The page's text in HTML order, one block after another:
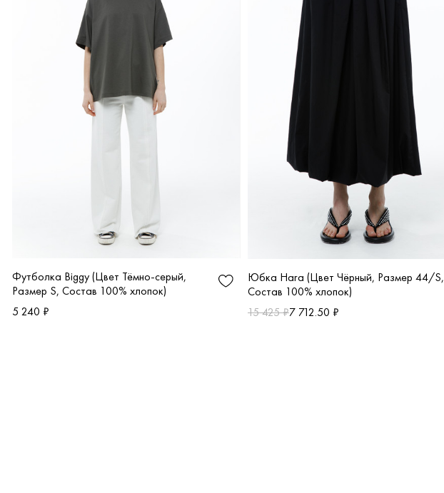
Футболка Biggy (Цвет Тёмно-серый,
Размер S, Состав 100% хлопок)
5 240 ₽
Юбка Hara (Цвет Чёрный, Размер 44/S,
Состав 100% хлопок)
15 425 ₽7 712.50 ₽